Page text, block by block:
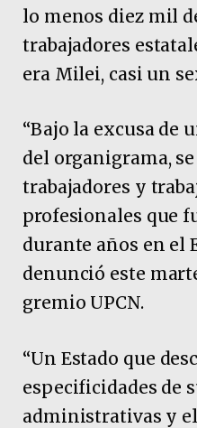
lo menos diez mil
trabajadores
era Milei, casi un
“Bajo la excusa de
del organigrama,
trabajadores y
profesionales que
durante años en el
denunció este
gremio UPCN.
“Un Estado que
especificidades de
administrativas y